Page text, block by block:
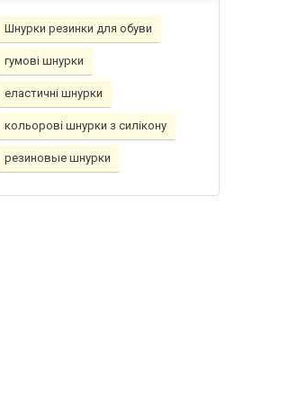
Шнурки резинки для обуви
гумовi шнурки
еластичнi шнурки
кольорові шнурки з силікону
резиновые шнурки